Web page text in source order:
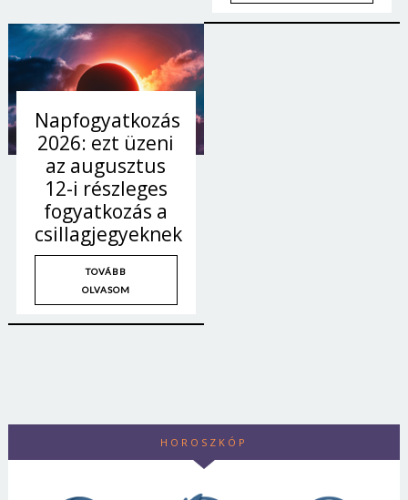
Napfogyatkozás
2026: ezt üzeni
az augusztus
12-i részleges
fogyatkozás a
csillagjegyeknek
TOVÁBB
OLVASOM
HOROSZKÓP